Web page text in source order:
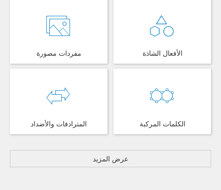
مفردات مصورة الأفعال الشاذة
المترادفات والأضداد الكلمات المركبة
عرض المزيد